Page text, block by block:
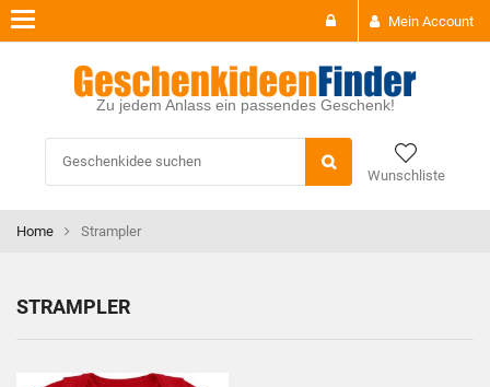
Mein Account
Zu jedem Anlass ein passendes Geschenk!
Wunschliste
Toggle
navigation
Home Strampler
STRAMPLER